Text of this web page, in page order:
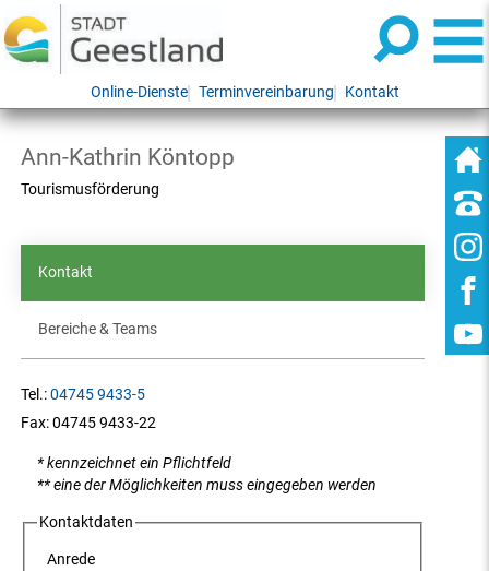
Online-Dienste Terminvereinbarung Kontakt
Ann-Kathrin Köntopp
Tourismusförderung
Kontakt
Bereiche & Teams
Tel.:04745 9433-5
Fax:04745 9433-22
* kennzeichnet ein Pflichtfeld
** eine der Möglichkeiten muss eingegeben werden
Kontaktdaten
Anrede